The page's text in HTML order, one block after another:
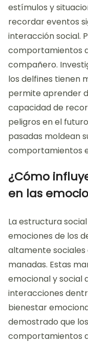
estímulos y
recordar eventos
interacción social.
comportamientos
compañero.
los delfines tienen
permite aprender
capacidad de
peligros en el
pasadas moldean
comportamientos
¿Cómo
en las
La estructura
emociones de los
altamente sociales
manadas. Estas
emocional y social
interacciones
bienestar
demostrado que
comportamientos